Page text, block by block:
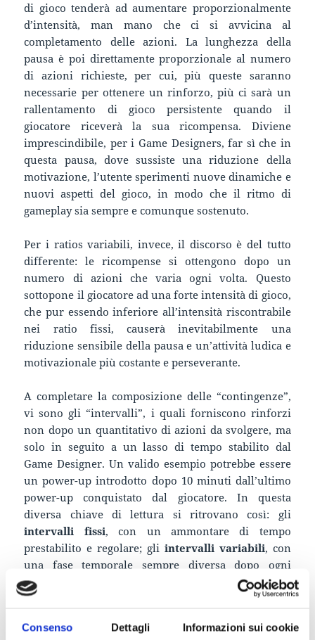
Consenso Dettagli Informazioni sui cookie
di gioco tenderà ad aumentare proporzionalmente
d’intensità, man mano che ci si avvicina al
completamento delle azioni. La lunghezza della
pausa è poi direttamente proporzionale al numero
di azioni richieste, per cui, più queste saranno
necessarie per ottenere un rinforzo, più ci sarà un
rallentamento di gioco persistente quando il
giocatore riceverà la sua ricompensa. Diviene
imprescindibile, per i Game Designers, far sì che in
questa pausa, dove sussiste una riduzione della
motivazione, l’utente sperimenti nuove dinamiche e
nuovi aspetti del gioco, in modo che il ritmo di
gameplay sia sempre e comunque sostenuto.
Per i ratios variabili, invece, il discorso è del tutto
differente: le ricompense si ottengono dopo un
numero di azioni che varia ogni volta. Questo
sottopone il giocatore ad una forte intensità di gioco,
che pur essendo inferiore all’intensità riscontrabile
nei ratio fissi, causerà inevitabilmente una
riduzione sensibile della pausa e un’attività ludica e
motivazionale più costante e perseverante.
A completare la composizione delle “contingenze”,
vi sono gli “intervalli”, i quali forniscono rinforzi
non dopo un quantitativo di azioni da svolgere, ma
solo in seguito a un lasso di tempo stabilito dal
Game Designer. Un valido esempio potrebbe essere
un power-up introdotto dopo 10 minuti dall’ultimo
power-up conquistato dal giocatore. In questa
diversa chiave di lettura si ritrovano così: gli
intervalli fissi, con un ammontare di tempo
prestabilito e regolare; gli intervalli variabili, con
una fase temporale sempre diversa dopo ogni
ricompensa. I patterns sono molto simili ai ratio:
negli intervalli fissi, il giocatore, in seguito a una
risponderà sempre più velocemente finché non avrà